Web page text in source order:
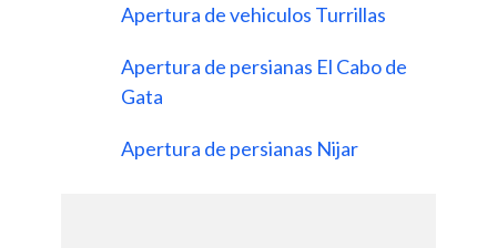
Apertura de vehiculos Turrillas
Apertura de persianas El Cabo de
Gata
Apertura de persianas Nijar